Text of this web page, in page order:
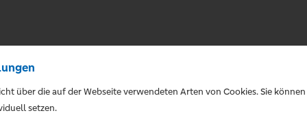
über die auf der Webseite verwendeten Arten von Cookies. Sie
setzen.